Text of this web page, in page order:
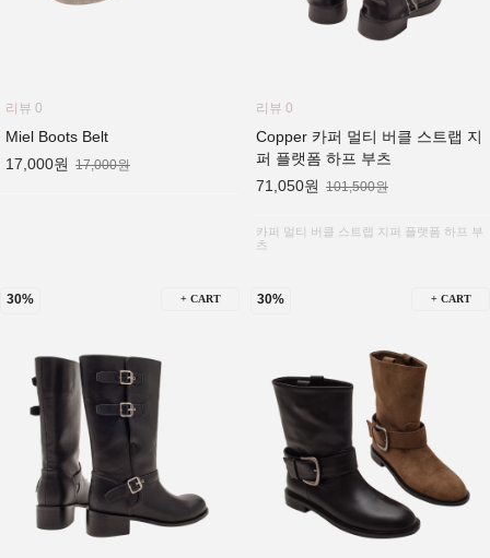
리뷰 0
Miel Boots Belt
17,000원 17,000원
리뷰 0
Copper 카퍼 멀티 버클 스트랩 지
퍼 플랫폼 하프 부츠
71,050원 101,500원
카퍼 멀티 버클 스트랩 지퍼 플랫폼 하프 부
츠
30% + CART 30% + CART